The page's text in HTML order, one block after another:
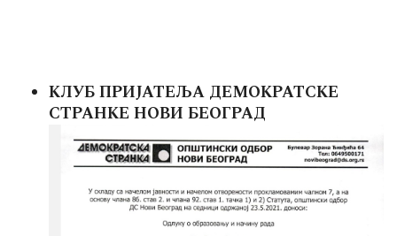
КЛУБ ПРИЈАТЕЉА ДЕМОКРАТСКЕ
СТРАНКЕ НОВИ БЕОГРАД